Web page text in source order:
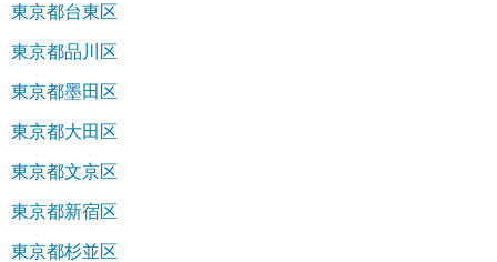
東京都台東区
東京都品川区
東京都墨田区
東京都大田区
東京都文京区
東京都新宿区
東京都杉並区